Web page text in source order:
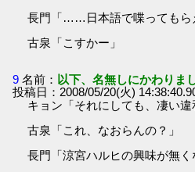
長門「……日本語で喋ってもら
古泉「こすかー」
9 名前： 以下、名無しにかわりま
投稿日：2008/05/20(火)
キョン「それにしても、凄い違
古泉「これ、なおらんの？」
長門「涼宮ハルヒの興味が無く